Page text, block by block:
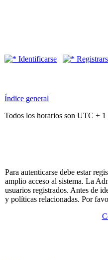
Identificarse
Índice general
Todos los horarios son UTC + 1
Para autenticarse debe estar
amplio acceso al sistema. La
usuarios registrados. Antes de
y políticas relacionadas. Por